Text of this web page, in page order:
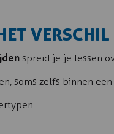
spreid je je lessen
soms zelfs binnen